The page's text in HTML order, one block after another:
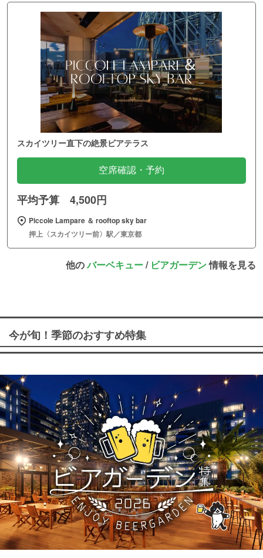
スカイツリー直下の絶景ビアテラス
空席確認・予約
平均予算 4,500円
Piccole Lampare ＆ rooftop sky bar
押上〈スカイツリー前〉駅／東京都
他のバーベキュー/ ビアガーデン情報を見る
今が旬！季節のおすすめ特集